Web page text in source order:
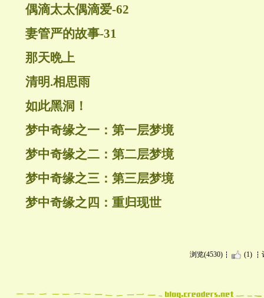
偶滴太太偶滴爱-62
妻管严的故事-31
那天晩上
清明.相思雨
如此黑洞！
梦中奇缘之一：第一层梦境
梦中奇缘之二：第二层梦境
梦中奇缘之三：第三层梦境
梦中奇缘之四：重归现世
浏览(4530) (1)